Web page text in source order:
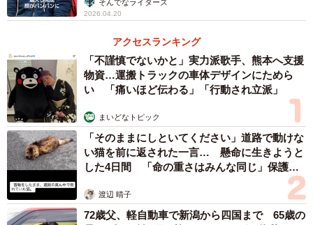
ひとつまみを加えたきな粉をまぶせば、『きなこ餅』の完
成です！甘味料は、カロリーと糖質が抑えられる甘味料
『ラカント』がおすすめとのこと。
そんでなライターズ
2026.04.20
アクセスランキング
「不謹慎でないかと」実力派歌手、熊本へ支援
物資…運搬トラックの車体デザインにためら
い 「痛いほど伝わる」「行動され立派」
まいどなトピック
「そのままにしといてください」道路で動けな
い猫を前に返された一言… 懸命に生きようと
した4日間 「命の重さはみんな同じ」保護団
渡辺 晴子
72歳父、軽自動車で新潟から四国まで 65歳の